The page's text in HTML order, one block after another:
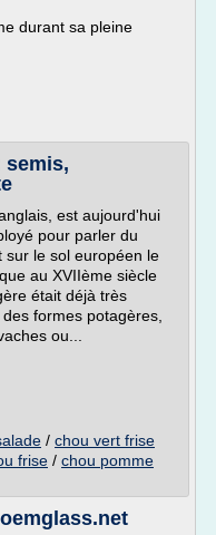
durant sa pleine
semis,
est aujourd'hui
pour parler du
sur le sol européen le
au XVIIème siècle
était déjà très
formes potagères,
ou...
/ chou vert frise
frise / chou pomme